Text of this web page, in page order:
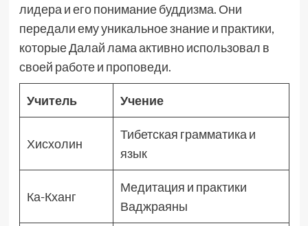
лидера и его понимание буддизма. Они
передали ему уникальное знание и практики,
которые Далай лама активно использовал в
своей работе и проповеди.
Учитель Учение
Хисхолин
Тибетская грамматика и
язык
Ка-Кханг
Медитация и практики
Ваджраяны